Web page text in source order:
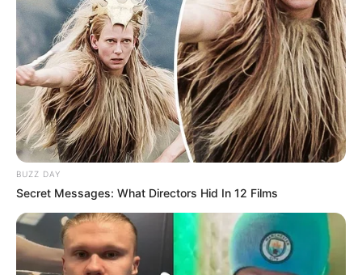
BUZZ DAY
Secret Messages: What Directors Hid In 12 Films